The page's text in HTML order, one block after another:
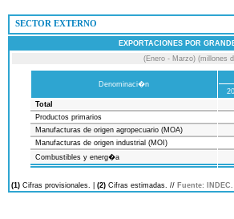
 SECTOR EXTERNO
EXPORTACIONES POR
(Enero - Marzo) (millones
Denominaci�n
Total
Productos primarios
Manufacturas de origen agropecuario (MOA)
Manufacturas de origen industrial (MOI)
Combustibles y energ�a
(1) Cifras provisionales. | (2) Cifras estimadas. // Fuente: INDEC.